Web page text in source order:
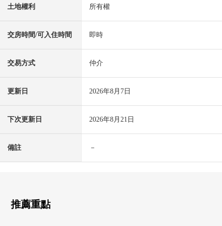
土地權利 所有權
交房時間/可入住時間 即時
交易方式 仲介
更新日 2026年8月7日
下次更新日 2026年8月21日
備註 －
推薦重點